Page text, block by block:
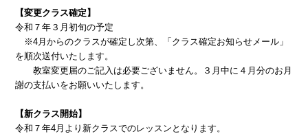
【変更クラス確定】
令和７年３月初旬の予定
※4月からのクラスが確定し次第、「クラス確定お知らせメール」
を順次送付いたします。
教室変更届のご記入は必要ございません。３月中に４月分のお月
謝の支払いをお願いいたします。
【新クラス開始】
令和７年4月より新クラスでのレッスンとなります。